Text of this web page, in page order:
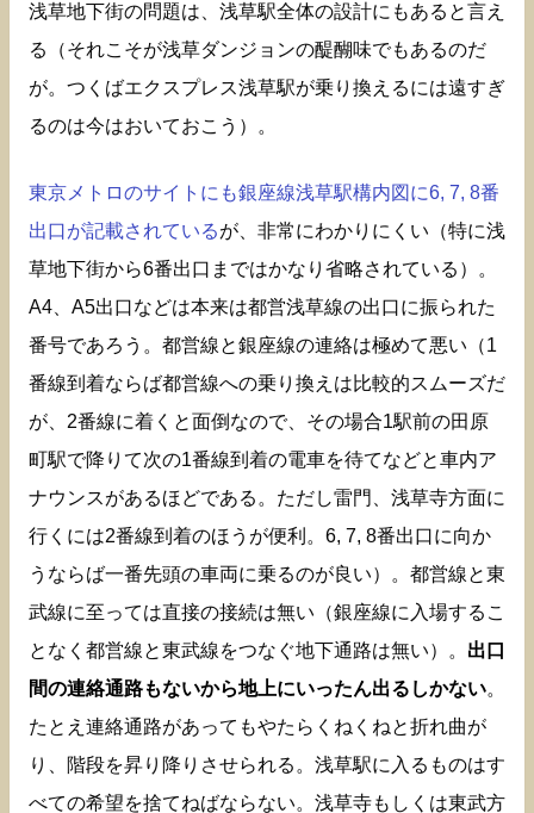
浅草地下街の問題は、浅草駅全体の設計にもあると言え
る（それこそが浅草ダンジョンの醍醐味でもあるのだ
が。つくばエクスプレス浅草駅が乗り換えるには遠すぎ
るのは今はおいておこう）。
東京メトロのサイトにも銀座線浅草駅構内図に6, 7, 8番
出口が記載されているが、非常にわかりにくい（特に浅
草地下街から6番出口まではかなり省略されている）。
A4、A5出口などは本来は都営浅草線の出口に振られた
番号であろう。都営線と銀座線の連絡は極めて悪い（1
番線到着ならば都営線への乗り換えは比較的スムーズだ
が、2番線に着くと面倒なので、その場合1駅前の田原
町駅で降りて次の1番線到着の電車を待てなどと車内ア
ナウンスがあるほどである。ただし雷門、浅草寺方面に
行くには2番線到着のほうが便利。6, 7, 8番出口に向か
うならば一番先頭の車両に乗るのが良い）。都営線と東
武線に至っては直接の接続は無い（銀座線に入場するこ
となく都営線と東武線をつなぐ地下通路は無い）。 出口
間の連絡通路もないから地上にいったん出るしかない。
たとえ連絡通路があってもやたらくねくねと折れ曲が
り、階段を昇り降りさせられる。浅草駅に入るものはす
べての希望を捨てねばならない。浅草寺もしくは東武方